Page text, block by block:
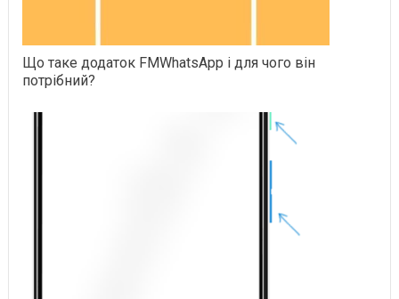
Що таке додаток FMWhatsApp і для чого він
потрібний?